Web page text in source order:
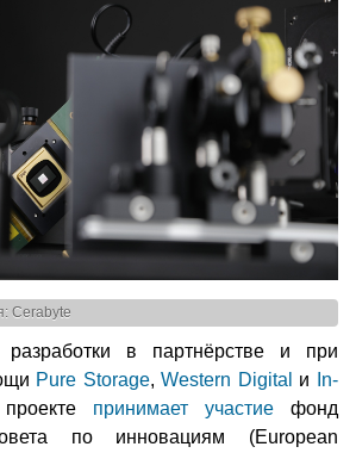
Cerabyte
разработки в партнёрстве и при
Pure Storage,Western Digital и
In-
принимает участиефонд
по инновациям (European